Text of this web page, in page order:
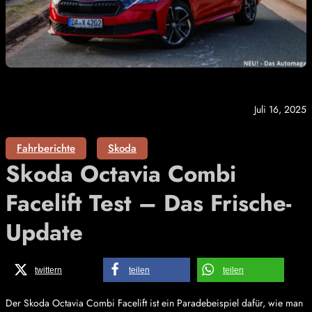
Juli 16, 2025
Fahrberichte Skoda
Skoda Octavia Combi
Facelift Test – Das Frische-
Update
twittern teilen teilen
Der Skoda Octavia Combi Facelift ist ein Paradebeispiel dafür, wie man